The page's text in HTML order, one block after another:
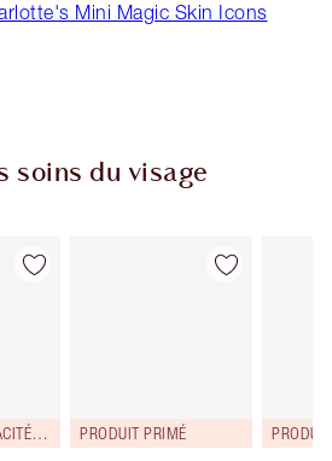
Mini Magic Skin Icons
soins du visage
1 sur 89
FORMULE EFFICACITÉ RENFORCÉE!
Article 2 sur 89
PRODUIT PRIMÉ